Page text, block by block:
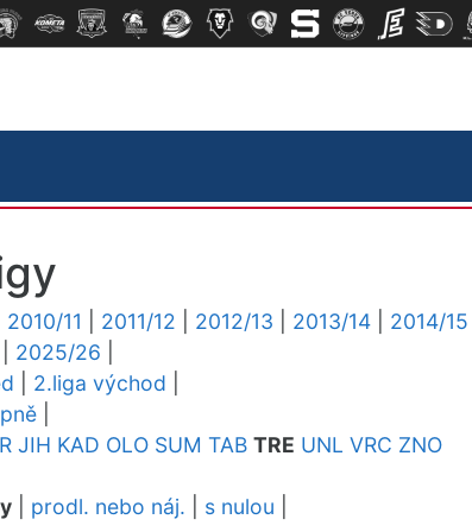
2010/11 2011/12 2012/13 2013/14 2014/15
2025/26
2.liga východ
JIH KAD OLO SUM TAB TRE UNL VRC ZNO
prodl. nebo náj. s nulou